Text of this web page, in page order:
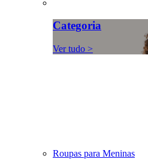
Categoria
Ver tudo >
Roupas para Meninas